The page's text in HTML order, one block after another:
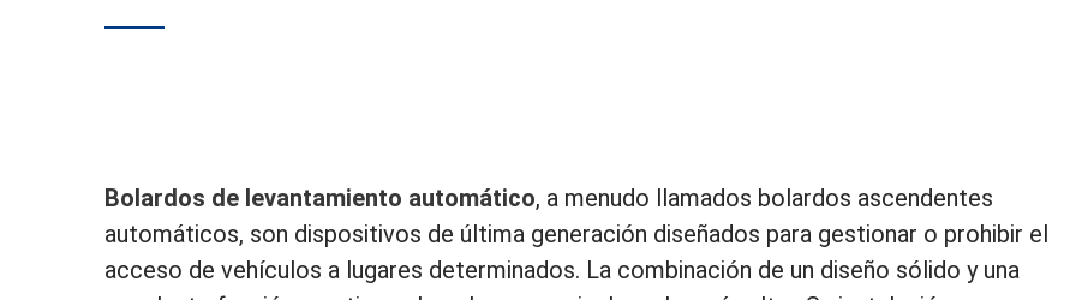
Bolardos de levantamiento automático, a menudo llamados bolardos ascendentes
automáticos, son dispositivos de última generación diseñados para gestionar o prohibir el
acceso de vehículos a lugares determinados. La combinación de un diseño sólido y una